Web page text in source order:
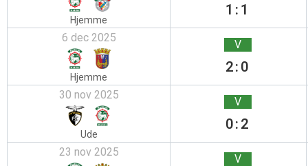
Hjemme
1:1
6 dec 2025
Hjemme
V
2:0
30 nov 2025
Ude
V
0:2
23 nov 2025 V